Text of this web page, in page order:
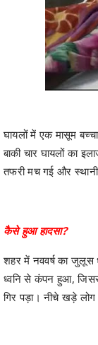
घायलों में एक मासूम
बाकी चार घायलों का
तफरी मच गई और
कैसे हुआ हादसा?
शहर में नववर्ष का जुलूस
ध्वनि से कंपन हुआ,
गिर पड़ा। नीचे खड़े